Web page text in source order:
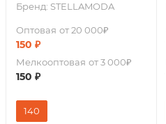
Бренд: STELLAMODA
Оптовая от 20 000₽
150 ₽
Мелкооптовая от 3 000₽
150 ₽
140